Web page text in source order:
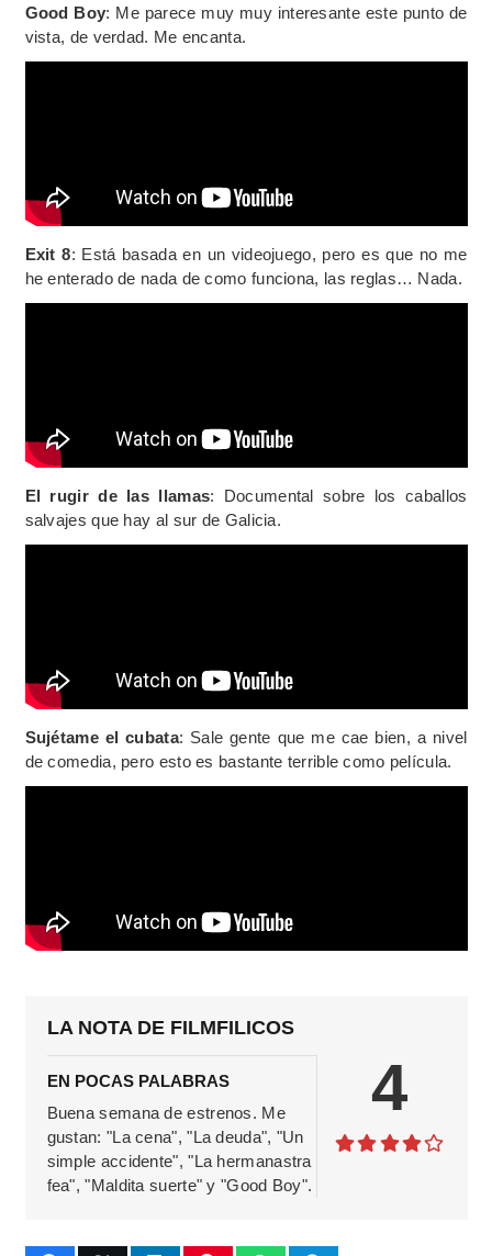
Good Boy: Me parece muy muy interesante este punto de
vista, de verdad. Me encanta.
Exit 8: Está basada en un videojuego, pero es que no me
he enterado de nada de como funciona, las reglas… Nada.
El rugir de las llamas: Documental sobre los caballos
salvajes que hay al sur de Galicia.
Sujétame el cubata: Sale gente que me cae bien, a nivel
de comedia, pero esto es bastante terrible como película.
LA NOTA DE FILMFILICOS
EN POCAS PALABRAS
Buena semana de estrenos. Me
gustan: "La cena", "La deuda", "Un
simple accidente", "La hermanastra
fea", "Maldita suerte" y "Good Boy".
4